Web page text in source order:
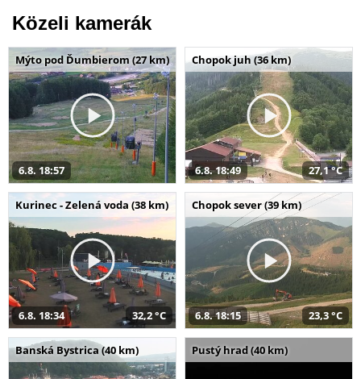
Közeli kamerák
Mýto pod Ďumbierom (27 km)
6.8. 18:57
Chopok juh (36 km)
6.8. 18:49 27,1 °C
Kurinec - Zelená voda (38 km)
6.8. 18:34 32,2 °C
Chopok sever (39 km)
6.8. 18:15 23,3 °C
Banská Bystrica (40 km) Pustý hrad (40 km)